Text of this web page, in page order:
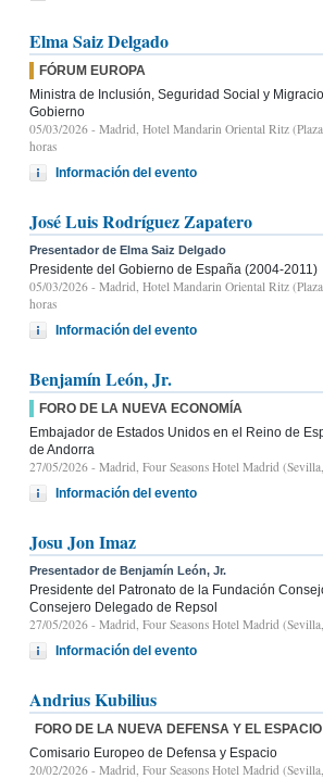
Elma Saiz Delgado
FÓRUM EUROPA
Ministra de Inclusión, Seguridad Social y
Gobierno
05/03/2026 - Madrid, Hotel Mandarin Oriental Ritz
horas
Información del evento
José Luis Rodríguez Zapatero
Presentador de Elma Saiz Delgado
Presidente del Gobierno de España (2004-2011)
05/03/2026 - Madrid, Hotel Mandarin Oriental Ritz
horas
Información del evento
Benjamín León, Jr.
FORO DE LA NUEVA ECONOMÍA
Embajador de Estados Unidos en el Reino de
de Andorra
27/05/2026 - Madrid, Four Seasons Hotel Madrid
Información del evento
Josu Jon Imaz
Presentador de Benjamín León, Jr.
Presidente del Patronato de la Fundación
Consejero Delegado de Repsol
27/05/2026 - Madrid, Four Seasons Hotel Madrid
Información del evento
Andrius Kubilius
FORO DE LA NUEVA DEFENSA Y EL ESPACIO
Comisario Europeo de Defensa y Espacio
20/02/2026 - Madrid, Four Seasons Hotel Madrid